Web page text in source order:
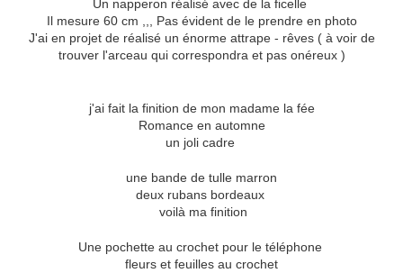
Un napperon réalisé avec de la ficelle
Il mesure 60 cm ,,, Pas évident de le prendre en photo
J'ai en projet de réalisé un énorme attrape - rêves ( à voir de
trouver l'arceau qui correspondra et pas onéreux )
j'ai fait la finition de mon madame la fée
Romance en automne
un joli cadre
une bande de tulle marron
deux rubans bordeaux
voilà ma finition
Une pochette au crochet pour le téléphone
fleurs et feuilles au crochet